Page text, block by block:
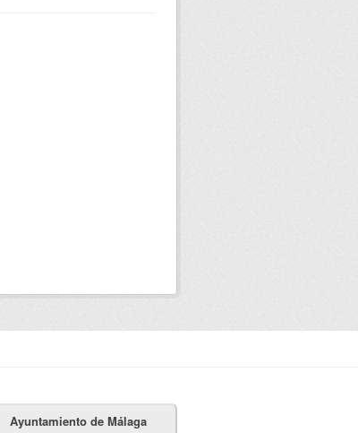
Ayuntamiento de Málaga